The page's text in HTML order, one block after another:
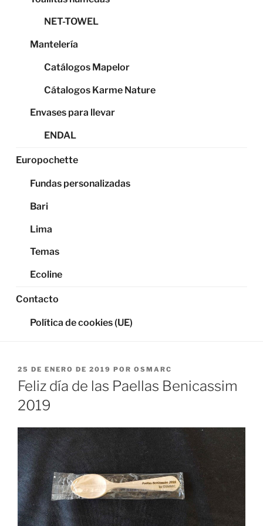
NET-TOWEL
Mantelería
Catálogos Mapelor
Cátalogos Karme Nature
Envases para llevar
ENDAL
Europochette
Fundas personalizadas
Bari
Lima
Temas
Ecoline
Contacto
Política de cookies (UE)
PUBLICADO
EL
25 DE ENERO DE 2019 POR OSMARC
Feliz día de las Paellas Benicassim
2019